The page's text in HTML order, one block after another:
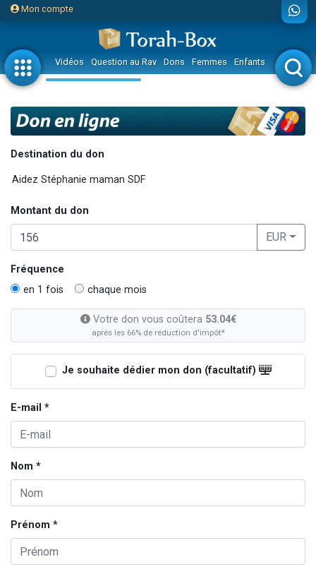
Mon compte
Vidéos Question au Rav Dons Femmes Enfants Etude sur
Destination du don
Montant du don
EUR
Fréquence
en 1 fois
chaque mois
Votre don vous coûtera 53.04€
après les 66% de réduction d'impôt*
Je souhaite dédier mon don (facultatif)
E-mail *
Nom *
Prénom *